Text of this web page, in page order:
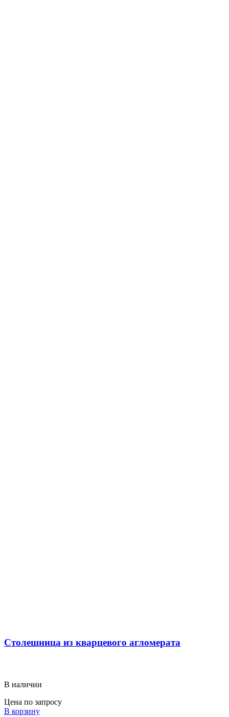
Столешница из кварцевого агломерата
В наличии
Цена по запросу
В корзину